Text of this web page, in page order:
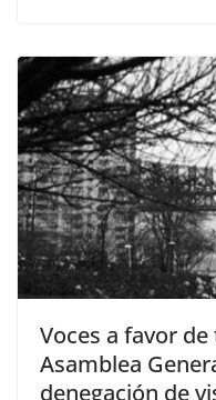
Voces a favor
Asamblea
denegación de